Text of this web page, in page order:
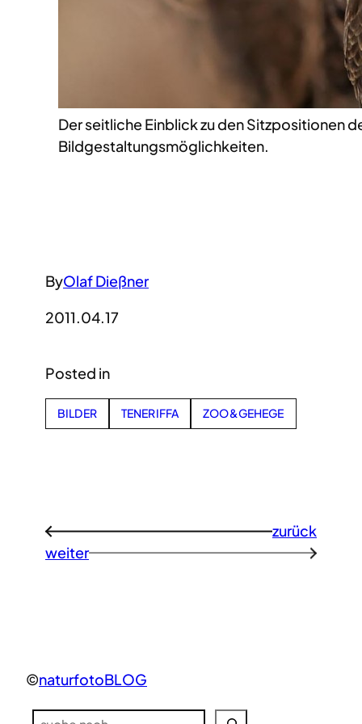
Der seitliche Einblick zu den Sitzpositionen
Bildgestaltungsmöglichkeiten.
ByOlaf Dießner
2011.04.17
Posted in
BILDER TENERIFFA ZOO&GEHEGE
←
zurück
weiter
→
©naturfotoBLOG
S